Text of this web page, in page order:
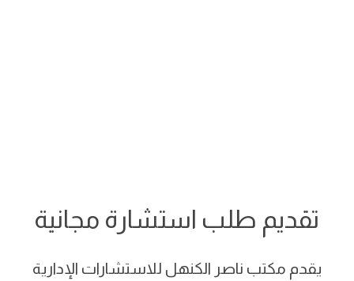
تقديم طلب استشارة مجانية
يقدم مكتب ناصر الكنهل للاستشارات الإدارية